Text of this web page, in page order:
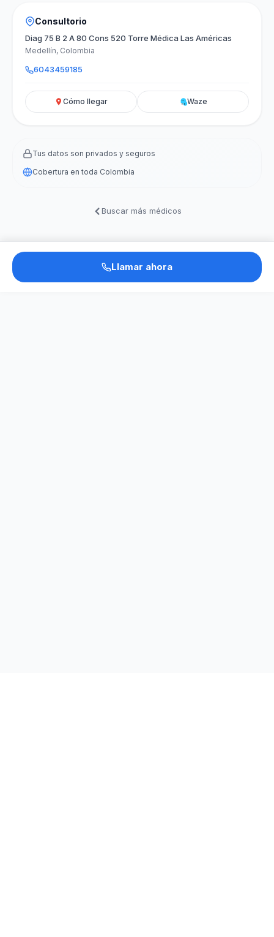
Consultorio
Diag 75 B 2 A 80 Cons 520 Torre Médica Las Américas
Medellín, Colombia
6043459185
Cómo llegar Waze
Tus datos son privados y seguros
Cobertura en toda Colombia
Buscar más médicos
Llamar ahora